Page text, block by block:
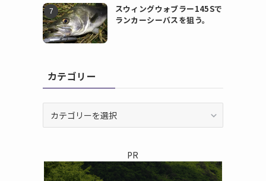
スウィングウォブラー145Sで
ランカーシーバスを狙う。
カテゴリー
ー
PR